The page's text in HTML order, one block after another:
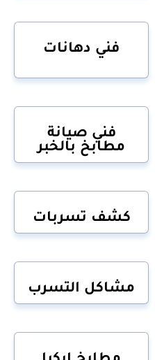
فني دهانات
فني صيانة
مطابخ بالخبر
كشف تسربات
مشاكل التسرب